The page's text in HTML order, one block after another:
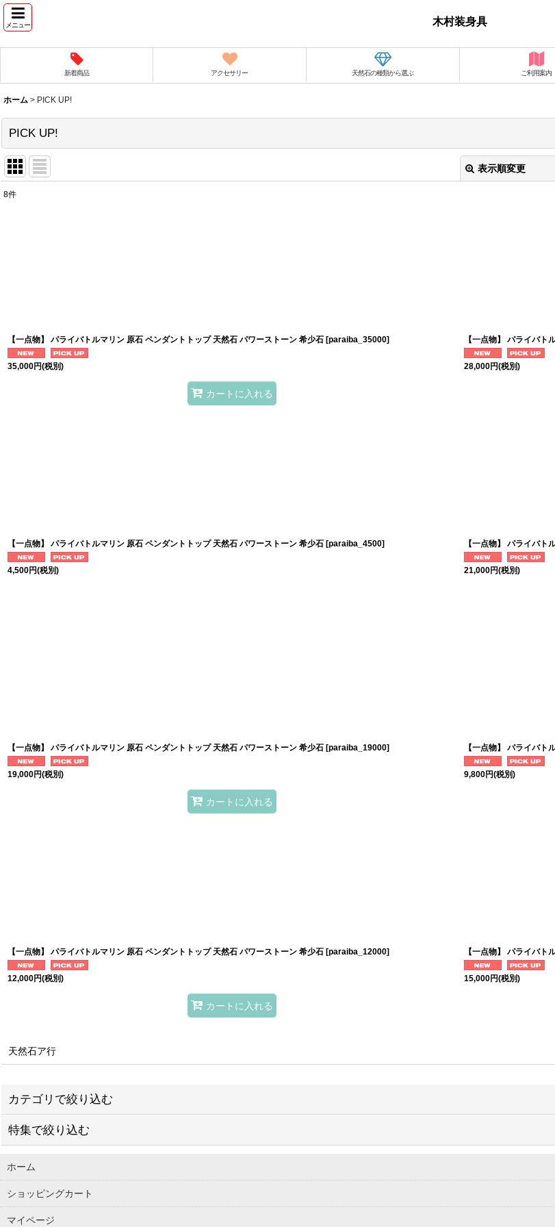
メニュー 木村装身具
新着商品 アクセサリー 天然石の種類から選ぶ ご利用案内
ホーム > PICK UP!
PICK UP!
表示順変更
8件
【一点物】 パライバトルマリン 原石 ペンダントトップ 天然石 パワーストーン 希少石 [paraiba_35000]
35,000円(税別)
カートに入れる
【一点物】 パライバト
28,000円(税別)
【一点物】 パライバトルマリン 原石 ペンダントトップ 天然石 パワーストーン 希少石 [paraiba_4500]
4,500円(税別)
【一点物】 パライバト
21,000円(税別)
【一点物】 パライバトルマリン 原石 ペンダントトップ 天然石 パワーストーン 希少石 [paraiba_19000]
19,000円(税別)
カートに入れる
【一点物】 パライバト
9,800円(税別)
【一点物】 パライバトルマリン 原石 ペンダントトップ 天然石 パワーストーン 希少石 [paraiba_12000]
12,000円(税別)
カートに入れる
【一点物】 パライバト
15,000円(税別)
天然石ア行
カテゴリで絞り込む
ブレスレット
ピアス
リング
特集で絞り込む
パワーストーンジュエリー
ローズクォーツ
ホーム
ショッピングカート
マイページ